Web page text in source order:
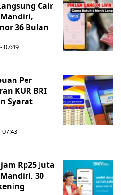
Cair
36 Bulan
07:49
Per
KUR BRI
Syarat
07:43
Rp25 Juta
30